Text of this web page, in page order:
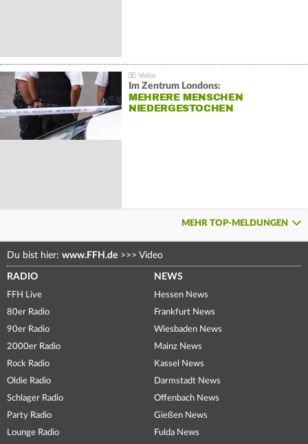
Im Zentrum Londons:
MEHRERE MENSCHEN
NIEDERGESTOCHEN
MEHR TOP-MELDUNGEN
Du bist hier: www.FFH.de >>> Video
RADIO
FFH Live
80er Radio
90er Radio
2000er Radio
Rock Radio
Oldie Radio
Schlager Radio
Party Radio
Lounge Radio
NEWS
Hessen News
Frankfurt News
Wiesbaden News
Mainz News
Kassel News
Darmstadt News
Offenbach News
Gießen News
Fulda News